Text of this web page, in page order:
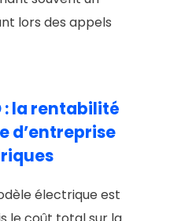
lors des appels
: la rentabilité
d’entreprise
électrique est